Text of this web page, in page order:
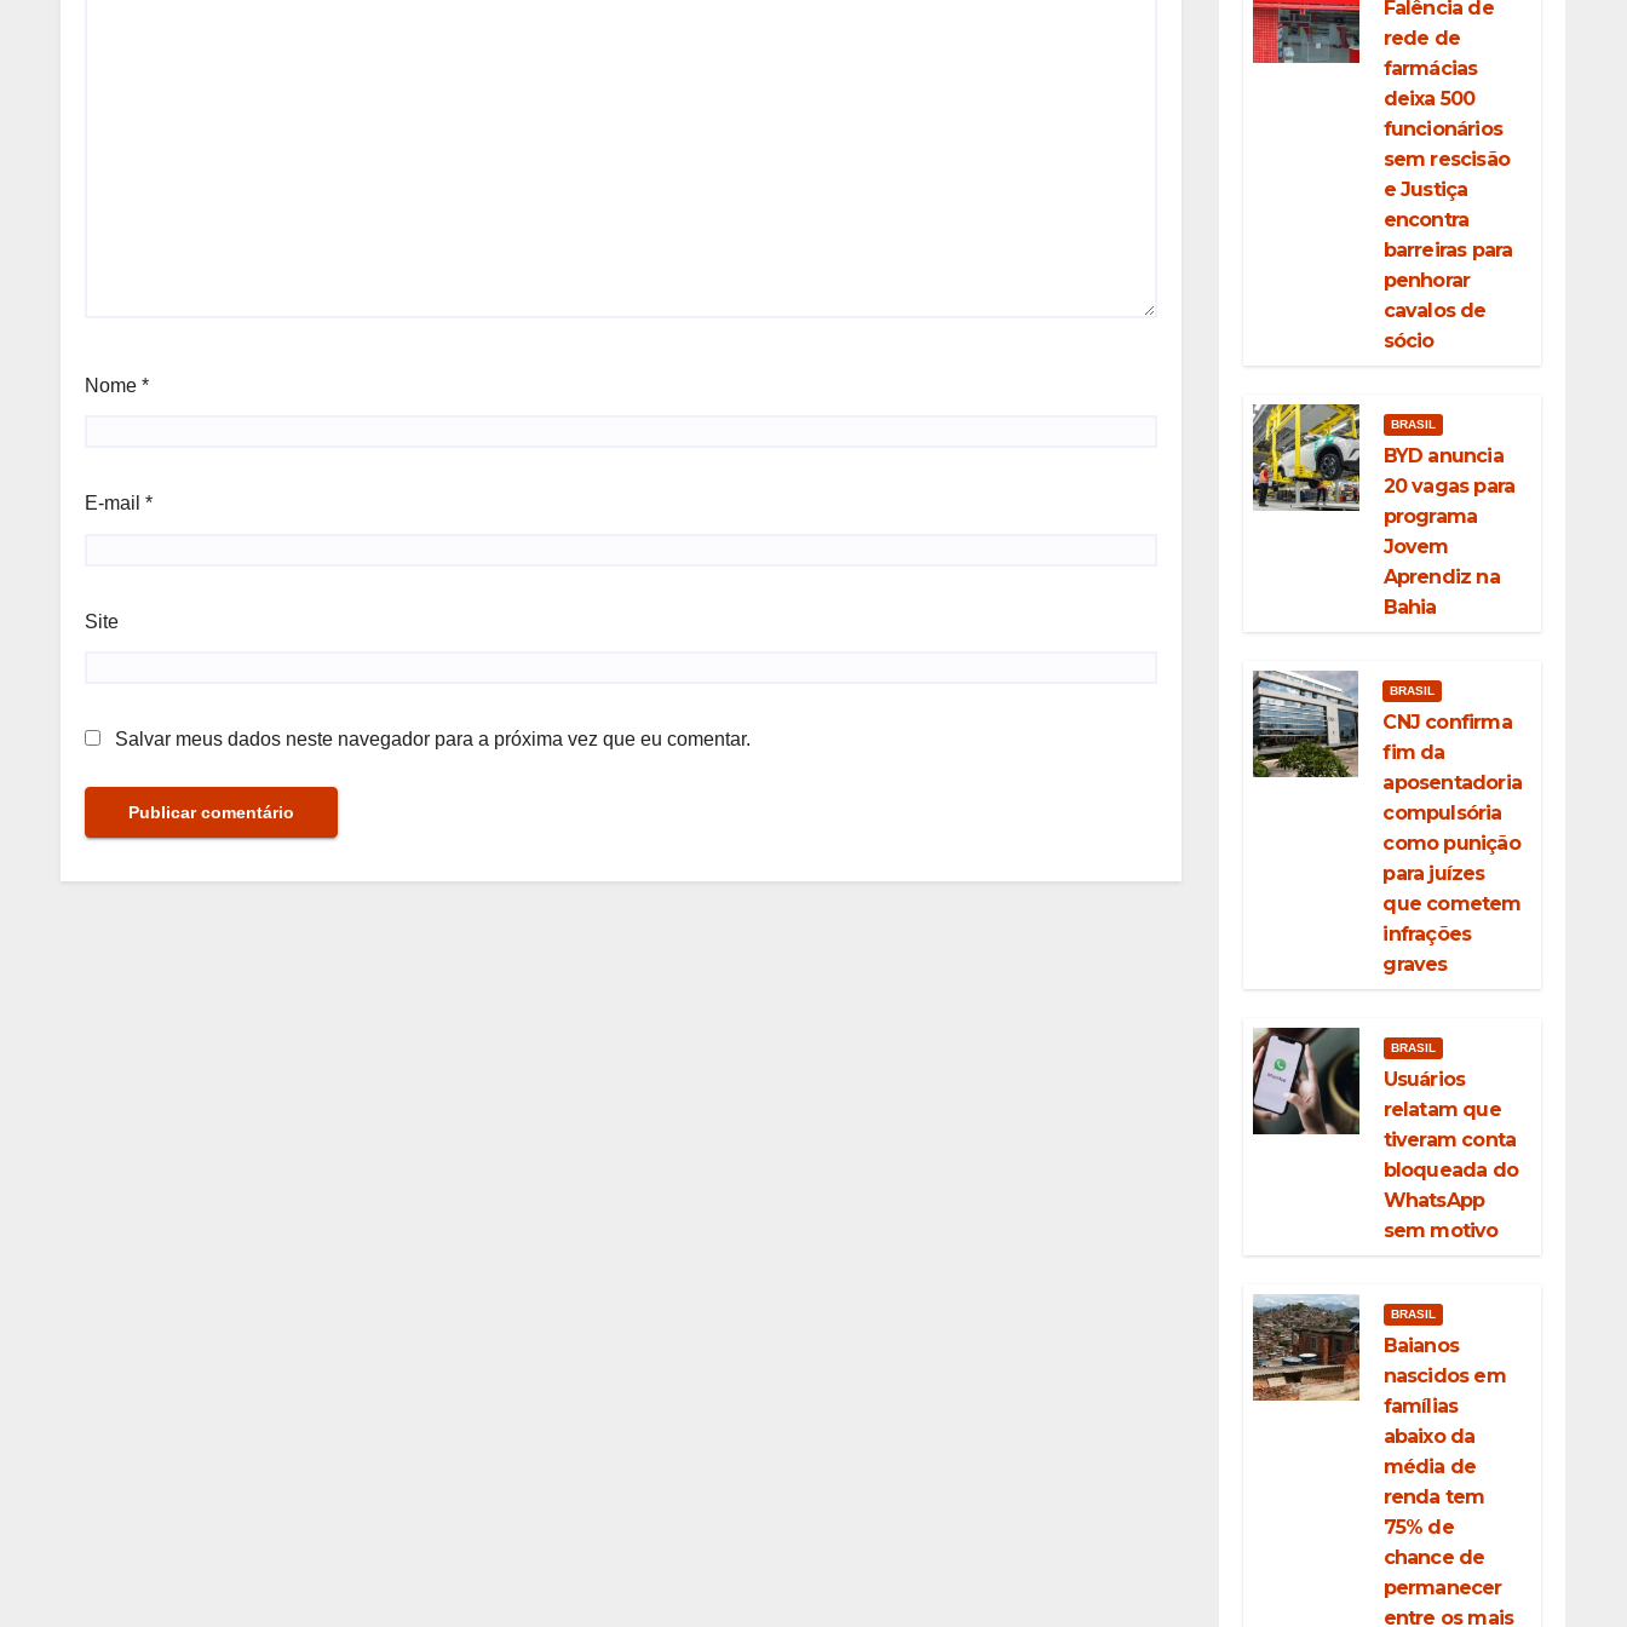
Nome *
E-mail *
Site
Salvar meus dados neste navegador para a próxima vez que eu comentar.
Falência de
rede de
farmácias
deixa 500
funcionários
sem rescisão
e Justiça
encontra
barreiras para
penhorar
cavalos de
sócio
BRASIL
BYD anuncia
20 vagas para
programa
Jovem
Aprendiz na
Bahia
BRASIL
CNJ confirma
fim da
aposentadoria
compulsória
como punição
para juízes
que cometem
infrações
graves
BRASIL
Usuários
relatam que
tiveram conta
bloqueada do
WhatsApp
sem motivo
BRASIL
Baianos
nascidos em
famílias
abaixo da
média de
renda tem
75% de
chance de
permanecer
entre os mais